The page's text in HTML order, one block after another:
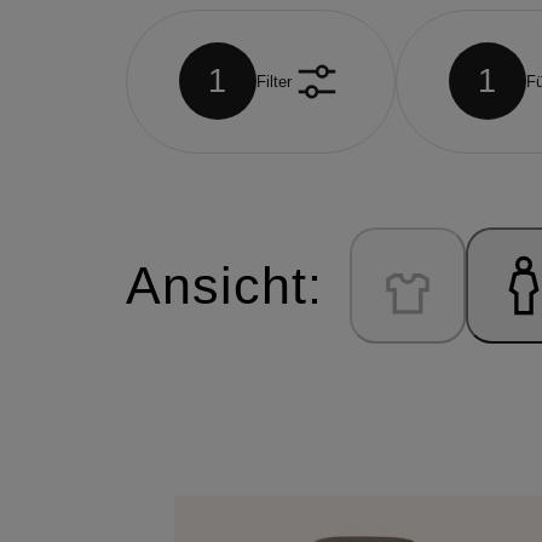
1 Filter 1
Ansicht: